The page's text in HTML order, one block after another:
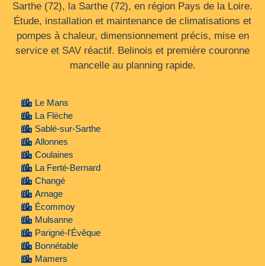
Sarthe (72), la Sarthe (72), en région Pays de la Loire.
Étude, installation et maintenance de climatisations et
pompes à chaleur, dimensionnement précis, mise en
service et SAV réactif. Belinois et première couronne
mancelle au planning rapide.
Le Mans
La Flèche
Sablé-sur-Sarthe
Allonnes
Coulaines
La Ferté-Bernard
Changé
Arnage
Écommoy
Mulsanne
Parigné-l'Évêque
Bonnétable
Mamers